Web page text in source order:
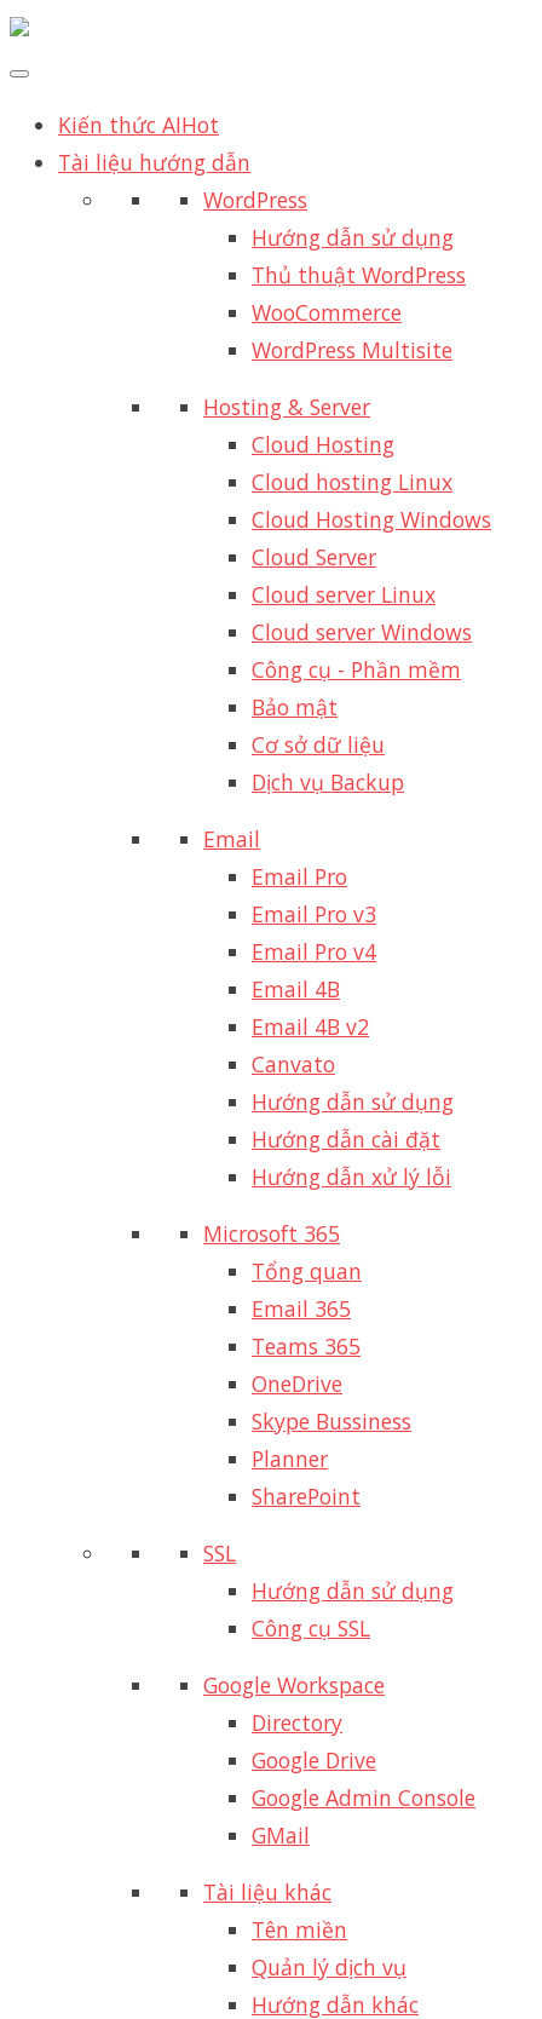
Kiến thức AIHot
Tài liệu hướng dẫn
WordPress
Hướng dẫn sử dụng
Thủ thuật WordPress
WooCommerce
WordPress Multisite
Hosting & Server
Cloud Hosting
Cloud hosting Linux
Cloud Hosting Windows
Cloud Server
Cloud server Linux
Cloud server Windows
Công cụ - Phần mềm
Bảo mật
Cơ sở dữ liệu
Dịch vụ Backup
Email
Email Pro
Email Pro v3
Email Pro v4
Email 4B
Email 4B v2
Canvato
Hướng dẫn sử dụng
Hướng dẫn cài đặt
Hướng dẫn xử lý lỗi
Microsoft 365
Tổng quan
Email 365
Teams 365
OneDrive
Skype Bussiness
Planner
SharePoint
SSL
Hướng dẫn sử dụng
Công cụ SSL
Google Workspace
Directory
Google Drive
Google Admin Console
GMail
Tài liệu khác
Tên miền
Quản lý dịch vụ
Hướng dẫn khác